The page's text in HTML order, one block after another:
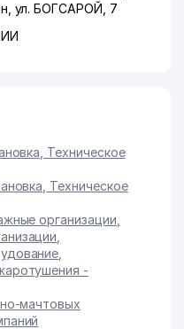
ул. БОГСАРОЙ , 7
Техническое
Техническое
организации
-
мачтовых